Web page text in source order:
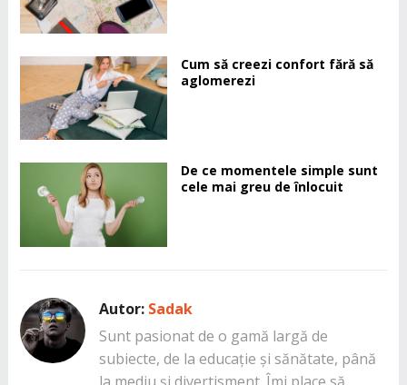
Cum să creezi confort fără să
aglomerezi
De ce momentele simple sunt
cele mai greu de înlocuit
Autor: Sadak
Sunt pasionat de o gamă largă de
subiecte, de la educație și sănătate, până